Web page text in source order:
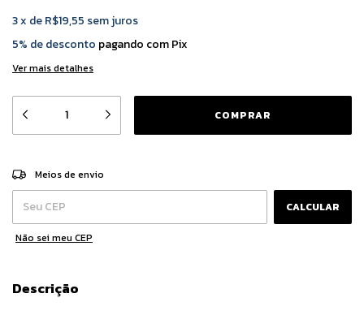
3x deR$19,55 sem juros
5% de desconto pagando com Pix
Ver mais detalhes
Entregas para o CEP:
Meios de envio
CALCULAR
Não sei meu CEP
Descrição